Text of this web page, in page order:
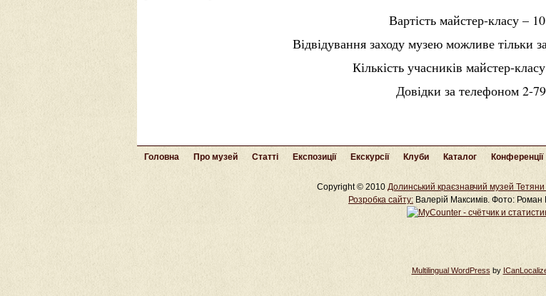
Вартість майстер-класу –
Відвідування заходу музею можливе тільки
Кількість учасників майстер-
Довідки за телефоном 2-
Головна Про музей Статті Експозиції Екскурсії Клуби Каталог Конференції
Copyright © 2010 Долинський краєзнавчий музей
Розробка cайту: Валерій Максимів. Фото: Роман
Multilingual WordPress by